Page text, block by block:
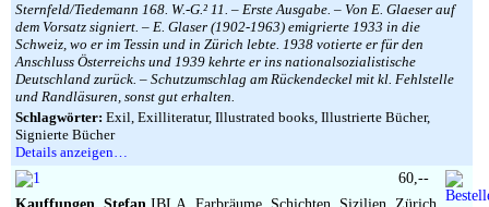
Sternfeld/Tiedemann 168. W.-G.² 11. – Erste Ausgabe. – Von E. Glaeser auf
dem Vorsatz signiert. – E. Glaser (1902-1963) emigrierte 1933 in die
Schweiz, wo er im Tessin und in Zürich lebte. 1938 votierte er für den
Anschluss Österreichs und 1939 kehrte er ins nationalsozialistische
Deutschland zurück. – Schutzumschlag am Rückendeckel mit kl. Fehlstelle
und Randläsuren, sonst gut erhalten.
Schlagwörter: Exil, Exilliteratur, Illustrated books, Illustrierte Bücher,
Signierte Bücher
Details anzeigen…
60,--